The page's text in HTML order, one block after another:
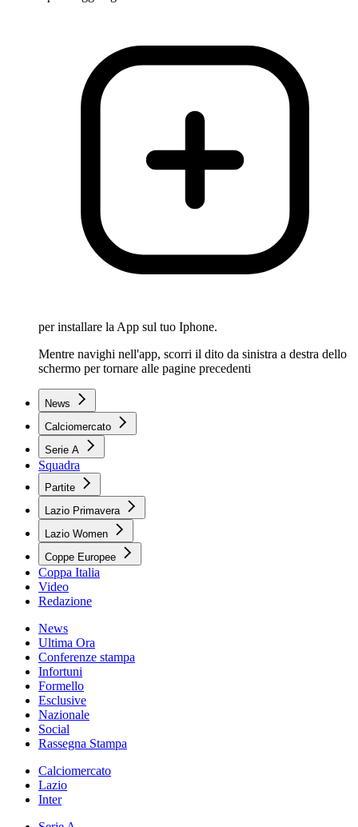
per installare la App sul tuo Iphone.
Mentre navighi nell'app, scorri il dito da sinistra a destra dello
schermo per tornare alle pagine precedenti
News
Calciomercato
Serie A
Squadra
Partite
Lazio Primavera
Lazio Women
Coppe Europee
Coppa Italia
Video
Redazione
News
Ultima Ora
Conferenze stampa
Infortuni
Formello
Esclusive
Nazionale
Social
Rassegna Stampa
Calciomercato
Lazio
Inter